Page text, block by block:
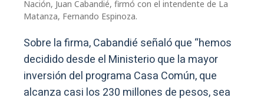
Nación, Juan Cabandié, firmó con el intendente de La
Matanza, Fernando Espinoza.
Sobre la firma, Cabandié señaló que “hemos
decidido desde el Ministerio que la mayor
inversión del programa Casa Común, que
alcanza casi los 230 millones de pesos, sea